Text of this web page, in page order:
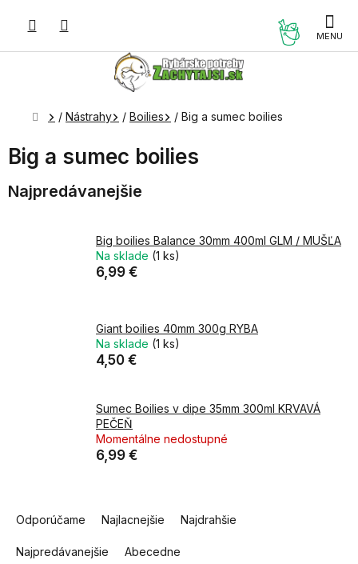
Domov
/ Nástrahy / Boilies / Big a sumec boilies
Big a sumec boilies
Najpredávanejšie
Big boilies Balance 30mm 400ml GLM / MUŠĽA
Na sklade (1 ks)
6,99 €
Giant boilies 40mm 300g RYBA
Na sklade (1 ks)
4,50 €
Sumec Boilies v dipe 35mm 300ml KRVAVÁ
PEČEŇ
Momentálne nedostupné
6,99 €
a
e
Odporúčame Najlacnejšie Najdrahšie
Najpredávanejšie Abecedne